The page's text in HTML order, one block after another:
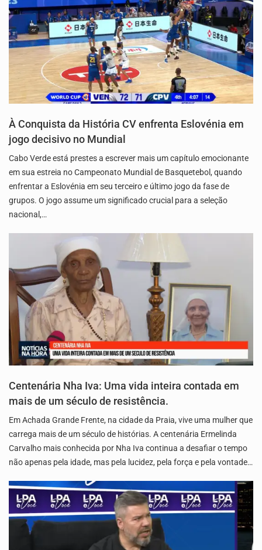
À Conquista da História CV enfrenta Eslovénia em
jogo decisivo no Mundial
Cabo Verde está prestes a escrever mais um capítulo emocionante
em sua estreia no Campeonato Mundial de Basquetebol, quando
enfrentar a Eslovénia em seu terceiro e último jogo da fase de
grupos. O jogo assume um significado crucial para a seleção
nacional,…
Centenária Nha Iva: Uma vida inteira contada em
mais de um século de resistência.
Em Achada Grande Frente, na cidade da Praia, vive uma mulher que
carrega mais de um século de histórias. A centenária Ermelinda
Carvalho mais conhecida por Nha Iva continua a desafiar o tempo
não apenas pela idade, mas pela lucidez, pela força e pela vontade…